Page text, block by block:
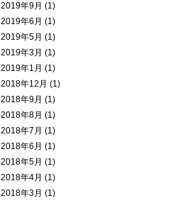
2019年9月 (1)
2019年6月 (1)
2019年5月 (1)
2019年3月 (1)
2019年1月 (1)
2018年12月 (1)
2018年9月 (1)
2018年8月 (1)
2018年7月 (1)
2018年6月 (1)
2018年5月 (1)
2018年4月 (1)
2018年3月 (1)